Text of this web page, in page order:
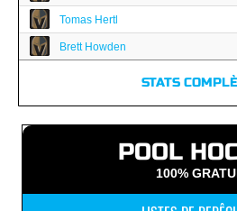
Tomas Hertl
Brett Howden
STATS
POOL
100%